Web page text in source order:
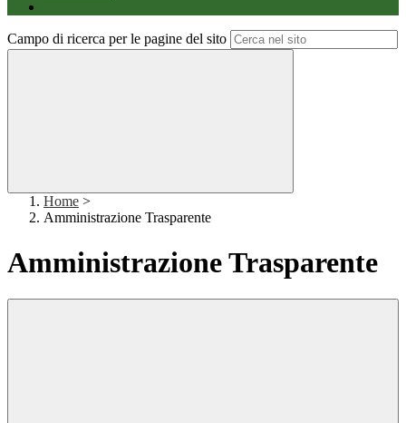
Campo di ricerca per le pagine del sito
Home >
Amministrazione Trasparente
Amministrazione Trasparente